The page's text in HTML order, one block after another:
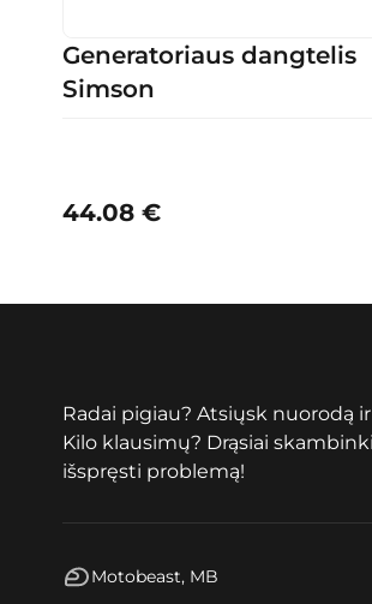
Generatoriaus dangtelis
Simson
44.08 €
Radai pigiau? Atsiųsk nuorodą
Kilo klausimų? Drąsiai
išspręsti problemą!
Motobeast, MB